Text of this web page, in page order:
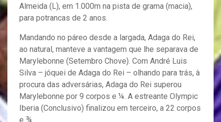
Almeida (L), em 1.000m na pista de grama (macia),
para potrancas de 2 anos.
Mandando no páreo desde a largada, Adaga do Rei,
ao natural, manteve a vantagem que lhe separava de
Marylebonne (Setembro Chove). Com André Luis
Silva – jóquei de Adaga do Rei – olhando para trás, à
procura das adversárias, Adaga do Rei superou
Marylebonne por 9 corpos e ¼. A estreante Olympic
Iberia (Conclusivo) finalizou em terceiro, a 22 corpos
e ¾.